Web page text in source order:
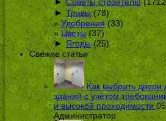
► Травы(78)
Удобрения (33)
Цветы(37)
► Ягоды(25)
Свежие статьи
Как выбрать
зданий с учётом
и высокой проходимости
Администратор